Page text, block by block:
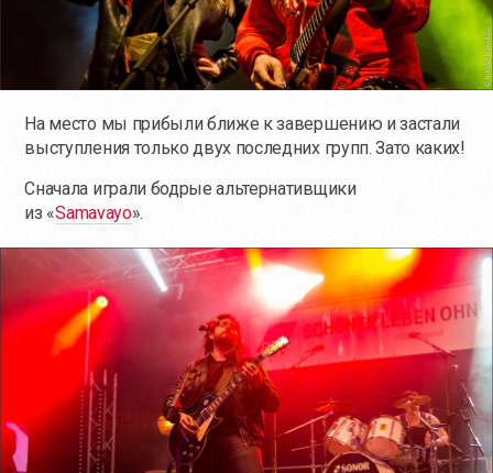
На место мы прибыли ближе к завершению и застали
выступления только двух последних групп. Зато каких!
Сначала играли бодрые альтернативщики
из «Samavayo».